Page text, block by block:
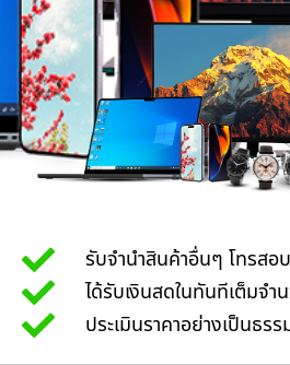
รับจำนำสินค้าอื่นๆ โทรสอ
ได้รับเงินสดในทันทีเต็มจำ
ประเมินราคาอย่างเป็นธรร